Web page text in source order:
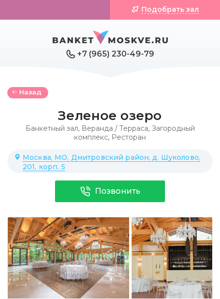
+7 (965) 230-49-79
Подобрать зал
Назад
Зеленое озеро
Банкетный зал,Веранда / Терраса,Загородный
комплекс, Ресторан
Москва, МО, Дмитровский район, д. Шуколово,
201, корп. 5
Позвонить